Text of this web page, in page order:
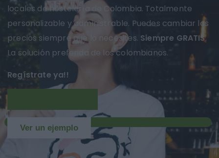
locales de hostelería de Colombia. Totalmente
personalizable y administrable. Puedes cambiar los
precios siempre que lo necesites. Siempre GRATIS.
La solución preferida de los colombianos.
Regístrate ya!!
Ver un ejemplo